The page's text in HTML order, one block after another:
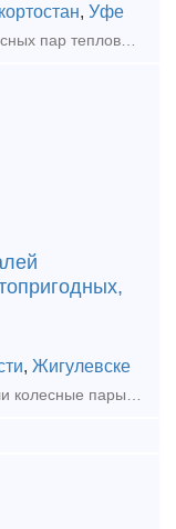
, Уфе
Поставка и производство ремонта колесных пар тепловозов серий ТЭМ2, ТЭ116, ТЭ10, ТЭМ18 ООО "Уфимская Промышленная Компания" Александр тел. 8 965 652 7097
, Жигулевске
На постоянной основе имеем жд детали колесные пары, боковые рамы, надресорные балки, тяговые хомуты, автосцепки и пр. по всей территории России. Актуальные остатки под запрос почта a.gvozdeva@r-steel